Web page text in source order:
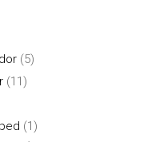
(5)
(11)
(1)